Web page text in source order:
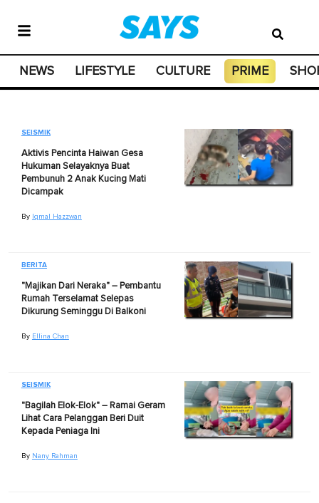
NEWS LIFESTYLE CULTURE PRIME
SEISMIK
Aktivis Pencinta Haiwan Gesa
Hukuman Selayaknya Buat
Pembunuh 2 Anak Kucing Mati
Dicampak
By Iqmal Hazzwan
BERITA
"Majikan Dari Neraka" – Pembantu
Rumah Terselamat Selepas
Dikurung Seminggu Di Balkoni
By Ellina Chan
SEISMIK
"Bagilah Elok-Elok" – Ramai Geram
Lihat Cara Pelanggan Beri Duit
Kepada Peniaga Ini
By Nany Rahman